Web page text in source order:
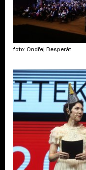
foto: Ondřej Besperát